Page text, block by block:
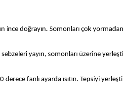
ince doğrayın. Somonları çok
sebzeleri yayın, somonları üzerine
derece fanlı ayarda ısıtın. Tepsiyi